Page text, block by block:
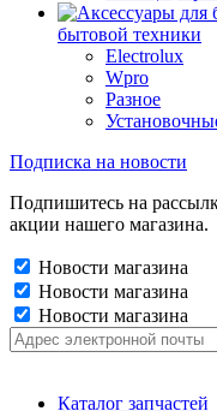
бытовой техники
Electrolux
Wpro
Разное
Подписка на новости
Подпишитесь на
акции нашего магазина.
Новости магазина
Новости магазина
Новости магазина
Каталог запчастей